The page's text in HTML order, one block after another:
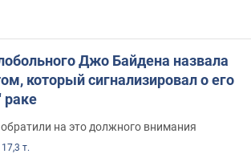
Джо Байдена назвала
который сигнализировал о его
раке
на это должного внимания
17,3 т.